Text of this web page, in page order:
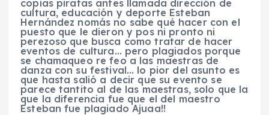
copias piratas antes llamada dirección de
cultura, educación y deporte Esteban
Hernández nomás no sabe qué hacer con el
puesto que le dieron y pos ni pronto ni
perezoso que busca como tratar de hacer
eventos de cultura… pero plagiados porque
se chamaqueo re feo a las maestras de
danza con su festival… lo pior del asunto es
que hasta salió a decir que su evento se
parece tantito al de las maestras, solo que la
que la diferencia fue que el del maestro
Esteban fue plagiado Ajuaa!!